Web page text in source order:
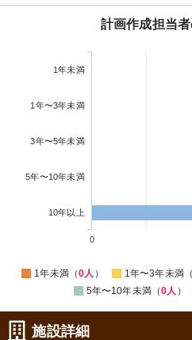
計画作成担当
1年未満
1年〜3年未満
3年〜5年未満
5年〜10年未満
10年以上
0
1年未満（0人 ） 1年〜3年未満
5年〜10年未満（0人 ）
施設詳細